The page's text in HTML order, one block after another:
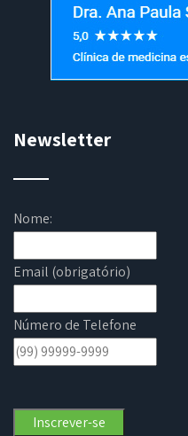
Newsletter
Nome:
Email (obrigatório)
Número de Telefone